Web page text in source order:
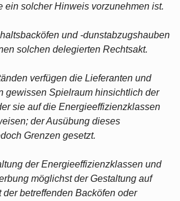
ein solcher Hinweis vorzunehmen ist.
und -dunstabzugshauben
solchen delegierten Rechtsakt.
verfügen die Lieferanten und
gewissen Spielraum hinsichtlich der
sie auf die Energieeffizienzklassen
der Ausübung dieses
Grenzen gesetzt.
der Energieeffizienzklassen und
möglichst der Gestaltung auf
betreffenden Backöfen oder